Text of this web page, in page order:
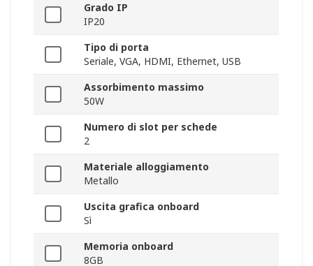
Grado IP
IP20
Tipo di porta
Seriale, VGA, HDMI, Ethernet, USB
Assorbimento massimo
50W
Numero di slot per schede
2
Materiale alloggiamento
Metallo
Uscita grafica onboard
Sì
Memoria onboard
8GB